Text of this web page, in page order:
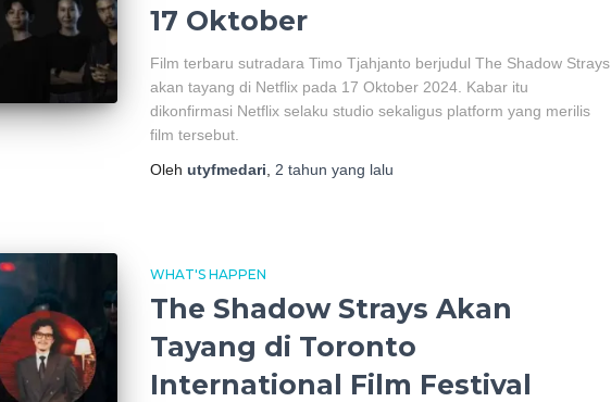
17 Oktober
Film terbaru sutradara Timo Tjahjanto berjudul The Shadow Strays
akan tayang di Netflix pada 17 Oktober 2024. Kabar itu
dikonfirmasi Netflix selaku studio sekaligus platform yang merilis
film tersebut.
Oleh utyfmedari 2 tahun yang lalu
WHAT'S HAPPEN
The Shadow Strays Akan
Tayang di Toronto
International Film Festival